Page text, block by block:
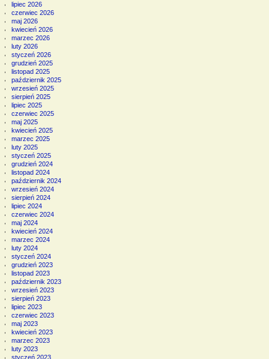
lipiec 2026
czerwiec 2026
maj 2026
kwiecień 2026
marzec 2026
luty 2026
styczeń 2026
grudzień 2025
listopad 2025
październik 2025
wrzesień 2025
sierpień 2025
lipiec 2025
czerwiec 2025
maj 2025
kwiecień 2025
marzec 2025
luty 2025
styczeń 2025
grudzień 2024
listopad 2024
październik 2024
wrzesień 2024
sierpień 2024
lipiec 2024
czerwiec 2024
maj 2024
kwiecień 2024
marzec 2024
luty 2024
styczeń 2024
grudzień 2023
listopad 2023
październik 2023
wrzesień 2023
sierpień 2023
lipiec 2023
czerwiec 2023
maj 2023
kwiecień 2023
marzec 2023
luty 2023
styczeń 2023